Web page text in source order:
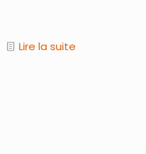
Lire la suite